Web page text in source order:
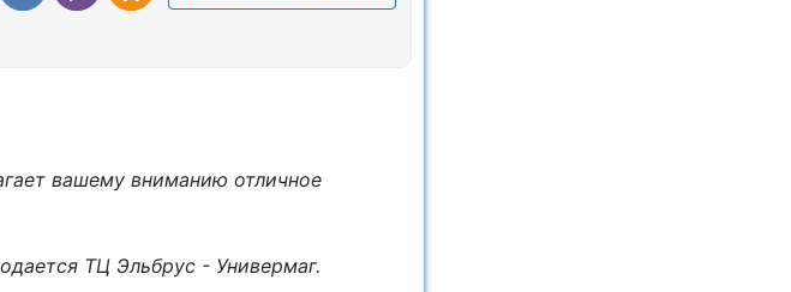
вашему вниманию отличное
ТЦ Эльбрус - Универмаг.